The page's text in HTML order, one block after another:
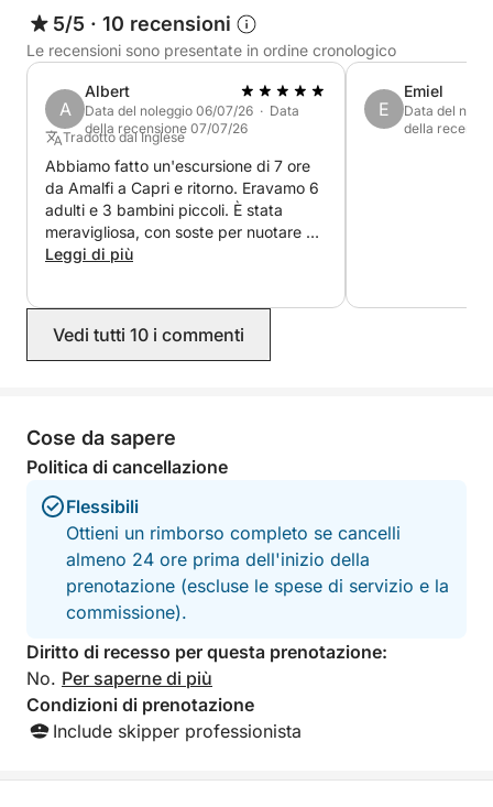
analcoliche, champagne, cocktail), gustosi snack,
asciugamani, doccia, impianto audio e attrezzatura
per lo snorkeling. Non vi resta che rilassarvi,
immergervi e godervi il sole!
Prenota subito la tua crociera privata da Maiori e
lasciati incantare dalla magia della Costiera
Amalfitana!
5/5 · 10 recensioni
Le recensioni sono presentate in ordine cronologico
A
Albert
Data del noleggio 06/07/26 · Data
della recensione 07/07/26
Tradotto dal Inglese
Abbiamo fatto un'escursione di 7 ore
da Amalfi a Capri e ritorno. Eravamo 6
adulti e 3 bambini piccoli. È stata
meravigliosa, con soste per nuotare e
spiegazioni sui luoghi d'interesse. Un
Leggi di più
E
Emiel
Data del
della
Vedi tutti 10 i commenti
Cose da sapere
Politica di cancellazione
Flessibili
Ottieni un rimborso completo se cancelli
almeno 24 ore prima dell'inizio della
prenotazione (escluse le spese di servizio e la
commissione).
Diritto di recesso per questa prenotazione:
No. Per saperne di più
Condizioni di prenotazione
Include skipper professionista